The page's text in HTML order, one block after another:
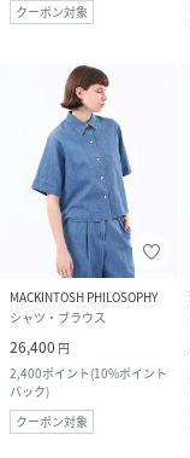
クーポン対象
MACKINTOSH PHILOSOPHY
シャツ・ブラウス
26,400 円
2,400ポイント(10%ポイント
バック)
クーポン対象